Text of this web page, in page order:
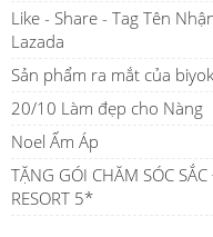
Like - Share - Tag Tên
Lazada
Sản phẩm ra mắt của
20/10 Làm đẹp cho Nàng
Noel Ấm Áp
TẶNG GÓI CHĂM SÓC
RESORT 5*